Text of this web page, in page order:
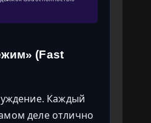
(Fast
Каждый
деле отлично